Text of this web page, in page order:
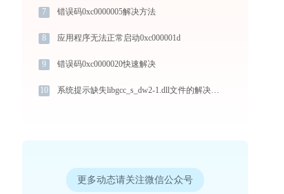
7 错误码0xc0000005解决方法
8 应用程序无法正常启动0xc000001d
9 错误码0xc0000020快速解决
10 系统提示缺失libgcc_s_dw2-1.dll文件的解决方法
更多动态请关注微信公众号